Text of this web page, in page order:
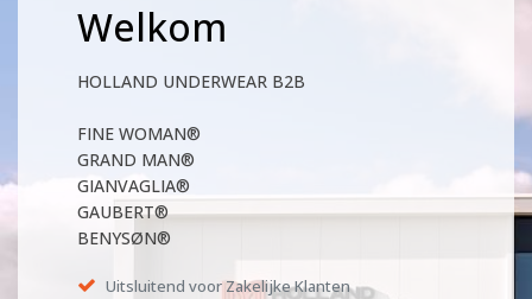
Welkom
HOLLAND UNDERWEAR B2B
FINE WOMAN®
GRAND MAN®
GIANVAGLIA®
GAUBERT®
BENYSØN®
Uitsluitend voor Zakelijke Klanten